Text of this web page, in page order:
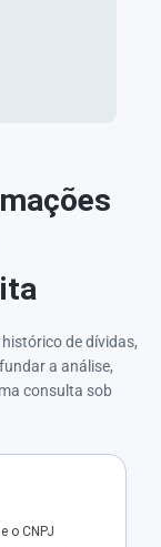
de dívidas,
a análise,
consulta sob
o CNPJ